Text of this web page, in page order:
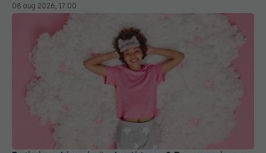
08 aug 2026, 17:00